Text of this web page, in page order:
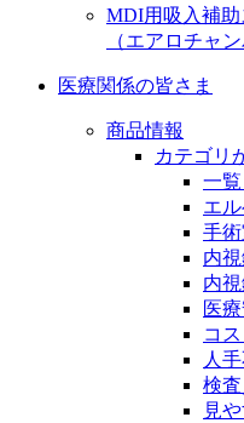
MDI用吸入補
（エアロチャ
医療関係の皆さま
商品情報
カテゴリ
一覧
エ
手
内
内
医
コ
人
検
見